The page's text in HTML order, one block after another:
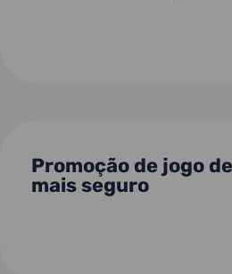
Promoção de jogo
mais seguro